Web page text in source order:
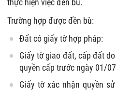
thực hiện việc đền bù.
Trường hợp được đền bù:
Đất có giấy tờ hợp pháp:
Giấy tờ giao đất, cấp đất
quyền cấp trước ngày 01/
Giấy tờ xác nhận quyền